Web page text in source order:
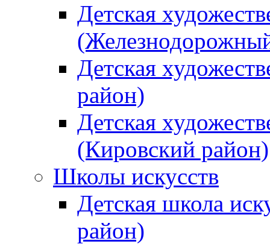
Детская
Детская
район)
Детская
(Кировский район)
Школы искусств
Детская школа
район)